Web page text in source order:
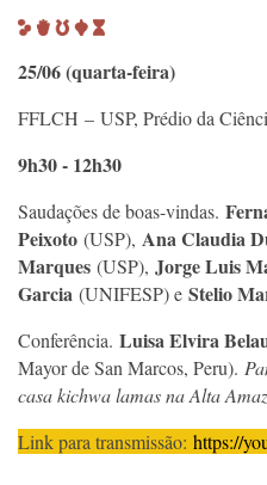
25/06 (quarta-feira)
FFLCH – USP, Prédio da
9h30 - 12h30
Saudações de boas-vindas.
Peixoto (USP), Ana Claudia
Marques (USP), Jorge Luis
Garcia (UNIFESP) e Stelio
Conferência. Luisa Elvira
Mayor de San Marcos, Peru).
casa kichwa lamas na Alta
Link para transmissão: https://